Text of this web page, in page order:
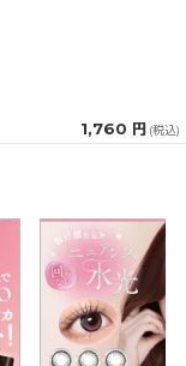
1,760 円 (税込)